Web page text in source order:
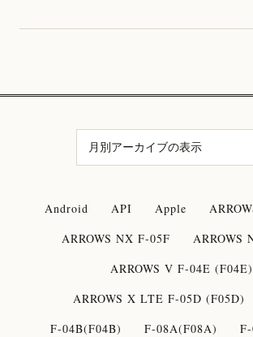
Android API Apple
ARROWS NX F-05F
ARROWS
ARROWS V F-04E (F04E)
ARROWS X LTE F-05D (F05D)
F-04B(F04B)
F-08A(F08A)